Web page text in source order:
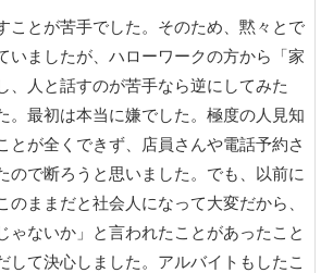
ことが苦手でした。そのため、黙々とで
いましたが、ハローワークの方から「家
、人と話すのが苦手なら逆にしてみた
。最初は本当に嫌でした。極度の人見知
とが全くできず、店員さんや電話予約さ
ので断ろうと思いました。でも、以前に
のままだと社会人になって大変だから、
ゃないか」と言われたことがあったこと
して決心しました。アルバイトもしたこ